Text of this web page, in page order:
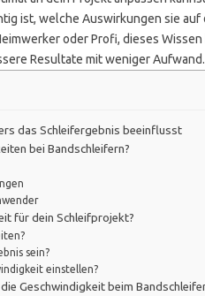
ist, welche Auswirkungen sie
oder Profi, dieses
Resultate mit weniger Aufwand.
das Schleifergebnis beeinflusst
bei Bandschleifern?
für dein Schleifprojekt?
sein?
einstellen?
Geschwindigkeit beim